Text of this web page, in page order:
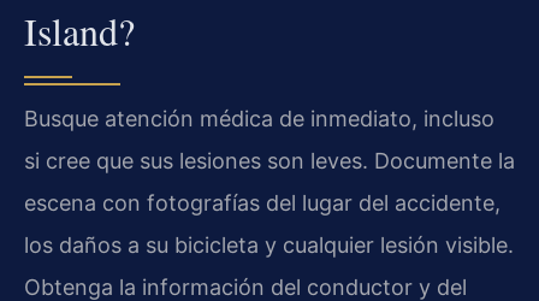
Island?
Busque atención médica de inmediato, incluso
si cree que sus lesiones son leves. Documente la
escena con fotografías del lugar del accidente,
los daños a su bicicleta y cualquier lesión visible.
Obtenga la información del conductor y del